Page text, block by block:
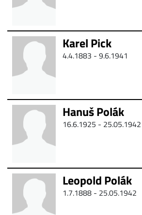
Karel Pick
4.4.1883 - 9.6.1941
Hanuš Polák
16.6.1925 - 25.05.1942
Leopold Polák
1.7.1888 - 25.05.1942